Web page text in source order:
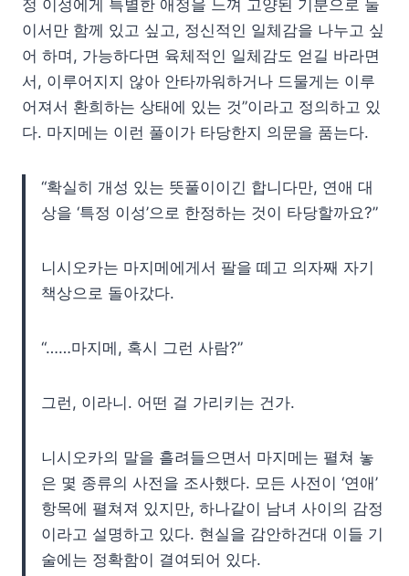
정 이성에게 특별한 애정을 느껴 고양된 기분으로 둘
이서만 함께 있고 싶고, 정신적인 일체감을 나누고 싶
어 하며, 가능하다면 육체적인 일체감도 얻길 바라면
서, 이루어지지 않아 안타까워하거나 드물게는 이루
어져서 환희하는 상태에 있는 것”이라고 정의하고 있
다. 마지메는 이런 풀이가 타당한지 의문을 품는다.
“확실히 개성 있는 뜻풀이이긴 합니다만, 연애 대
상을 ‘특정 이성’으로 한정하는 것이 타당할까요?”
니시오카는 마지메에게서 팔을 떼고 의자째 자기
책상으로 돌아갔다.
“……마지메, 혹시 그런 사람?”
그런, 이라니. 어떤 걸 가리키는 건가.
니시오카의 말을 흘려들으면서 마지메는 펼쳐 놓
은 몇 종류의 사전을 조사했다. 모든 사전이 ‘연애’
항목에 펼쳐져 있지만, 하나같이 남녀 사이의 감정
이라고 설명하고 있다. 현실을 감안하건대 이들 기
술에는 정확함이 결여되어 있다.